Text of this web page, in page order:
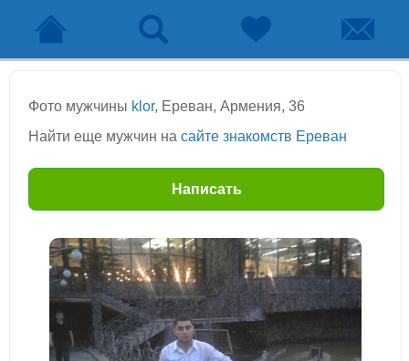
Фото мужчины klor, Ереван, Армения, 36
Найти еще мужчин на сайте знакомств Ереван
Написать